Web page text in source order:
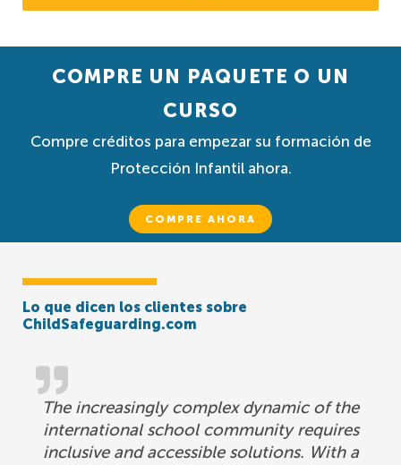
COMPRE UN PAQUETE O UN
CURSO
Compre créditos para empezar su formación de
Protección Infantil ahora.
COMPRE AHORA
Lo que dicen los clientes sobre
ChildSafeguarding.com
The increasingly complex dynamic of the
international school community requires
inclusive and accessible solutions. With a